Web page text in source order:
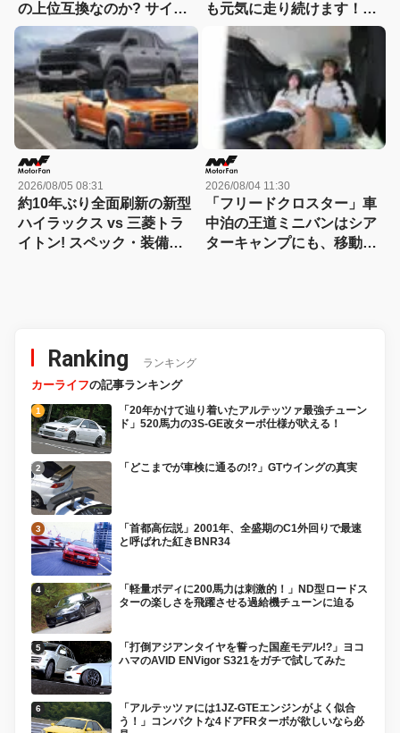
の上位互換なのか? サイ
ズ・装備・走り・価格を徹
底比較して分かった決定的
な違い 【新型ハイラックス
徹底比較】
も元気に走り続けます！
【花見の里で感謝の集いや
ります！】
2026/08/05 08:31
約10年ぶり全面刷新の新型
ハイラックス vs 三菱トラ
イトン! スペック・装備・
2026/08/04 11:30
「フリードクロスター」車
中泊の王道ミニバンはシア
ターキャンプにも、移動オ
Ranking ランキング
カーライフの記事ランキング
「20年かけて辿り着いたアルテッツァ最強チューン
ド」520馬力の3S-GE改ターボ仕様が吠える！
「どこまでが車検に通るの!?」GTウイングの真実
「首都高伝説」2001年、全盛期のC1外回りで最速
と呼ばれた紅きBNR34
「軽量ボディに200馬力は刺激的！」ND型ロードス
ターの楽しさを飛躍させる過給機チューンに迫る
「打倒アジアンタイヤを誓った国産モデル!?」ヨコ
ハマのAVID ENVigor S321をガチで試してみた
「アルテッツァには1JZ-GTEエンジンがよく似合
う！」コンパクトな4ドアFRターボが欲しいなら必